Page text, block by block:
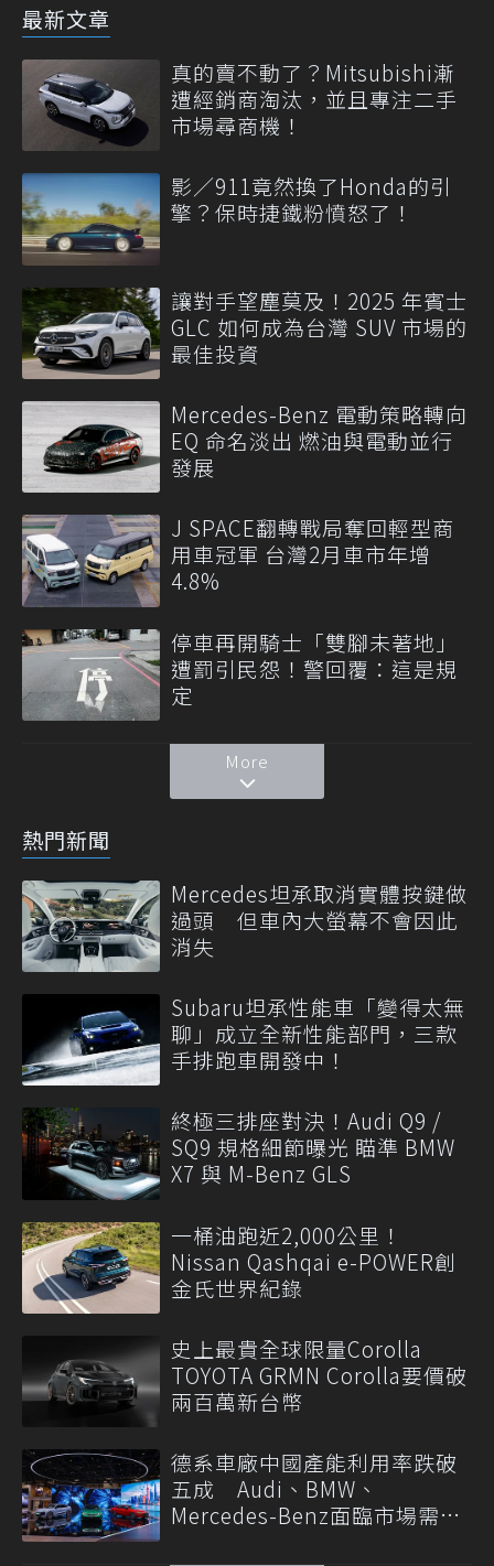
最新文章
真的賣不動了？Mitsubishi漸
遭經銷商淘汰，並且專注二手
市場尋商機！
影／911竟然換了Honda的引
擎？保時捷鐵粉憤怒了！
讓對手望塵莫及！2025 年賓士
GLC 如何成為台灣 SUV 市場的
最佳投資
Mercedes-Benz 電動策略轉向
EQ 命名淡出 燃油與電動並行
發展
J SPACE翻轉戰局奪回輕型商
用車冠軍 台灣2月車市年增
4.8%
停車再開騎士「雙腳未著地」
遭罰引民怨！警回覆：這是規
定
More
熱門新聞
Mercedes坦承取消實體按鍵做
過頭 但車內大螢幕不會因此
消失
Subaru坦承性能車「變得太無
聊」成立全新性能部門，三款
手排跑車開發中！
終極三排座對決！Audi Q9 /
SQ9 規格細節曝光 瞄準 BMW
X7 與 M-Benz GLS
一桶油跑近2,000公里！
Nissan Qashqai e-POWER創
金氏世界紀錄
史上最貴全球限量Corolla
TOYOTA GRMN Corolla要價破
兩百萬新台幣
德系車廠中國產能利用率跌破
五成 Audi、BMW、
Mercedes-Benz面臨市場需求